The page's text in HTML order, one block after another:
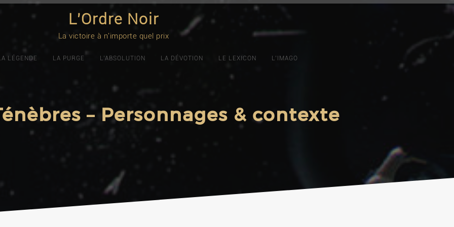
L'Ordre Noir
La victoire à n'importe quel prix
LÉGENDE LA PURGE L’ABSOLUTION LA DÉVOTION LE LEXICON L’IMAGO
– Personnages & contexte